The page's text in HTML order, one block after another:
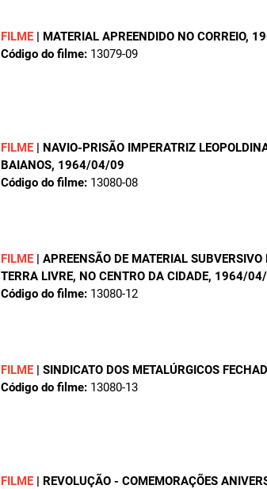
FILME | MATERIAL APREENDIDO NO CORREIO,
Código do filme: 13079-09
FILME | NAVIO-PRISÃO IMPERATRIZ
BAIANOS, 1964/04/09
Código do filme: 13080-08
FILME | APREENSÃO DE MATERIAL
TERRA LIVRE, NO CENTRO DA CIDADE, 1964/
Código do filme: 13080-12
FILME | SINDICATO DOS METALÚRGICOS
Código do filme: 13080-13
FILME | REVOLUÇÃO - COMEMORAÇÕES